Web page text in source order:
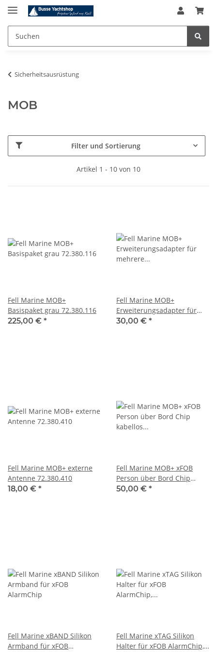
Sicherheitsausrüstung
MOB
Filter und Sortierung
Artikel 1 - 10 von 10
Fell Marine MOB+
Basispaket grau 72.380.116
225,00 € *
Fell Marine MOB+
Erweiterungsadapter für
mehrere Außenbord-
30,00 € *
Fell Marine MOB+ externe
Antenne 72.380.410
18,00 € *
Fell Marine MOB+ xFOB
Person über Bord Chip
kabellos 72.380.117
50,00 € *
Fell Marine xBAND Silikon
Armband für xFOB
Fell Marine xTAG Silikon
Halter für xFOB AlarmChip,